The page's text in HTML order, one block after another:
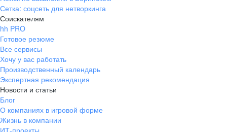
Сетка: соцсеть для нетворкинга
Соискателям
hh PRO
Готовое резюме
Все сервисы
Хочу у вас работать
Производственный календарь
Экспертная рекомендация
Новости и статьи
Блог
О компаниях в игровой форме
Жизнь в компании
ИТ-проекты